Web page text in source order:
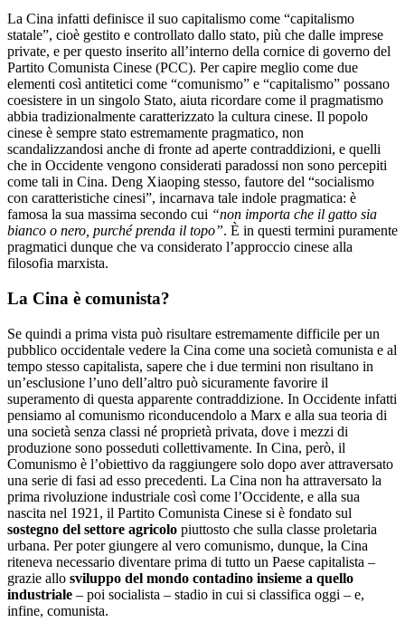
La Cina infatti definisce il suo capitalismo come “capitalismo
statale”, cioè gestito e controllato dallo stato, più che dalle imprese
private, e per questo inserito all’interno della cornice di governo del
Partito Comunista Cinese (PCC). Per capire meglio come due
elementi così antitetici come “comunismo” e “capitalismo” possano
coesistere in un singolo Stato, aiuta ricordare come il pragmatismo
abbia tradizionalmente caratterizzato la cultura cinese. Il popolo
cinese è sempre stato estremamente pragmatico, non
scandalizzandosi anche di fronte ad aperte contraddizioni, e quelli
che in Occidente vengono considerati paradossi non sono percepiti
come tali in Cina. Deng Xiaoping stesso, fautore del “socialismo
con caratteristiche cinesi”, incarnava tale indole pragmatica: è
famosa la sua massima secondo cui “non importa che il gatto sia
bianco o nero, purché prenda il topo”. È in questi termini puramente
pragmatici dunque che va considerato l’approccio cinese alla
filosofia marxista.
La Cina è comunista?
Se quindi a prima vista può risultare estremamente difficile per un
pubblico occidentale vedere la Cina come una società comunista e al
tempo stesso capitalista, sapere che i due termini non risultano in
un’esclusione l’uno dell’altro può sicuramente favorire il
superamento di questa apparente contraddizione. In Occidente infatti
pensiamo al comunismo riconducendolo a Marx e alla sua teoria di
una società senza classi né proprietà privata, dove i mezzi di
produzione sono posseduti collettivamente. In Cina, però, il
Comunismo è l’obiettivo da raggiungere solo dopo aver attraversato
una serie di fasi ad esso precedenti. La Cina non ha attraversato la
prima rivoluzione industriale così come l’Occidente, e alla sua
nascita nel 1921, il Partito Comunista Cinese si è fondato sul
sostegno del settore agricolo piuttosto che sulla classe proletaria
urbana. Per poter giungere al vero comunismo, dunque, la Cina
riteneva necessario diventare prima di tutto un Paese capitalista –
grazie allo sviluppo del mondo contadino insieme a quello
industriale – poi socialista – stadio in cui si classifica oggi – e,
infine, comunista.